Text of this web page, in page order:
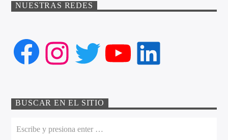
NUESTRAS REDES
Facebook
Instagram
Twitter
YouTube
LinkedIn
BUSCAR EN EL SITIO